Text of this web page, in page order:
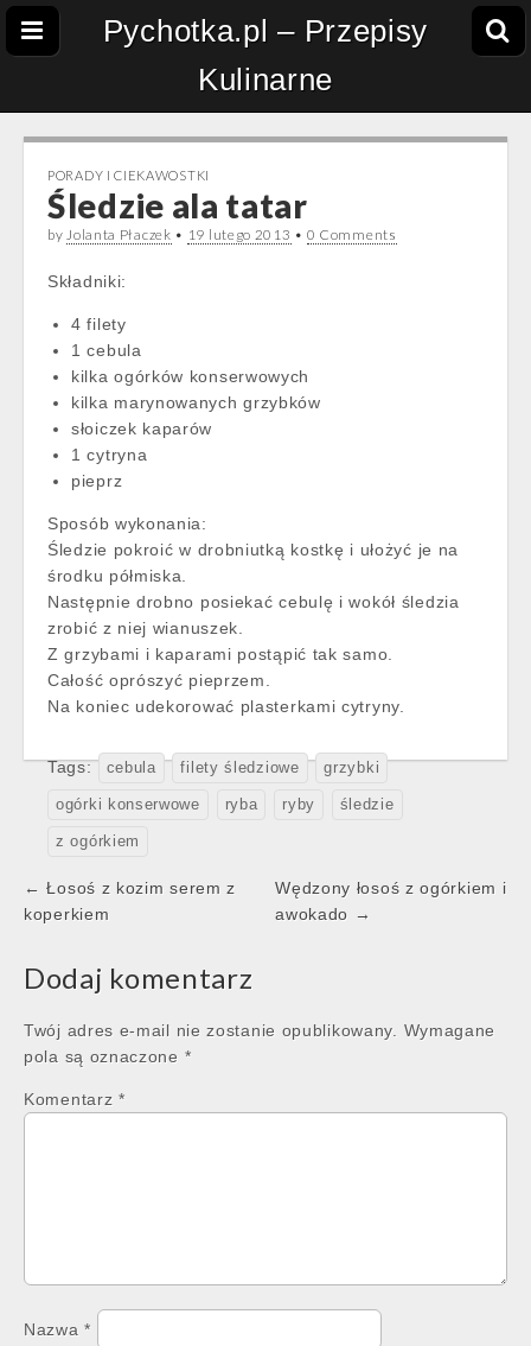
Pychotka.pl – Przepisy
Kulinarne
PORADY I CIEKAWOSTKI
Śledzie ala tatar
byJolanta Płaczek • 19 lutego 2013 • 0 Comments
Składniki:
4 filety
1 cebula
kilka ogórków konserwowych
kilka marynowanych grzybków
słoiczek kaparów
1 cytryna
pieprz
Sposób wykonania:
Śledzie pokroić w drobniutką kostkę i ułożyć je na
środku półmiska.
Następnie drobno posiekać cebulę i wokół śledzia
zrobić z niej wianuszek.
Z grzybami i kaparami postąpić tak samo.
Całość oprószyć pieprzem.
Na koniec udekorować plasterkami cytryny.
Tags: cebula filety śledziowe grzybki
ogórki konserwowe ryba ryby śledzie
z ogórkiem
Post
navigation
← Łosoś z kozim serem z
koperkiem
Wędzony łosoś z ogórkiem i
awokado →
Dodaj komentarz
Twój adres e-mail nie zostanie opublikowany.
Wymagane
pola są oznaczone *
Komentarz *
Nazwa*